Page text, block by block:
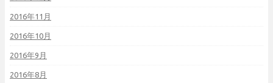
2016年11月
2016年10月
2016年9月
2016年8月